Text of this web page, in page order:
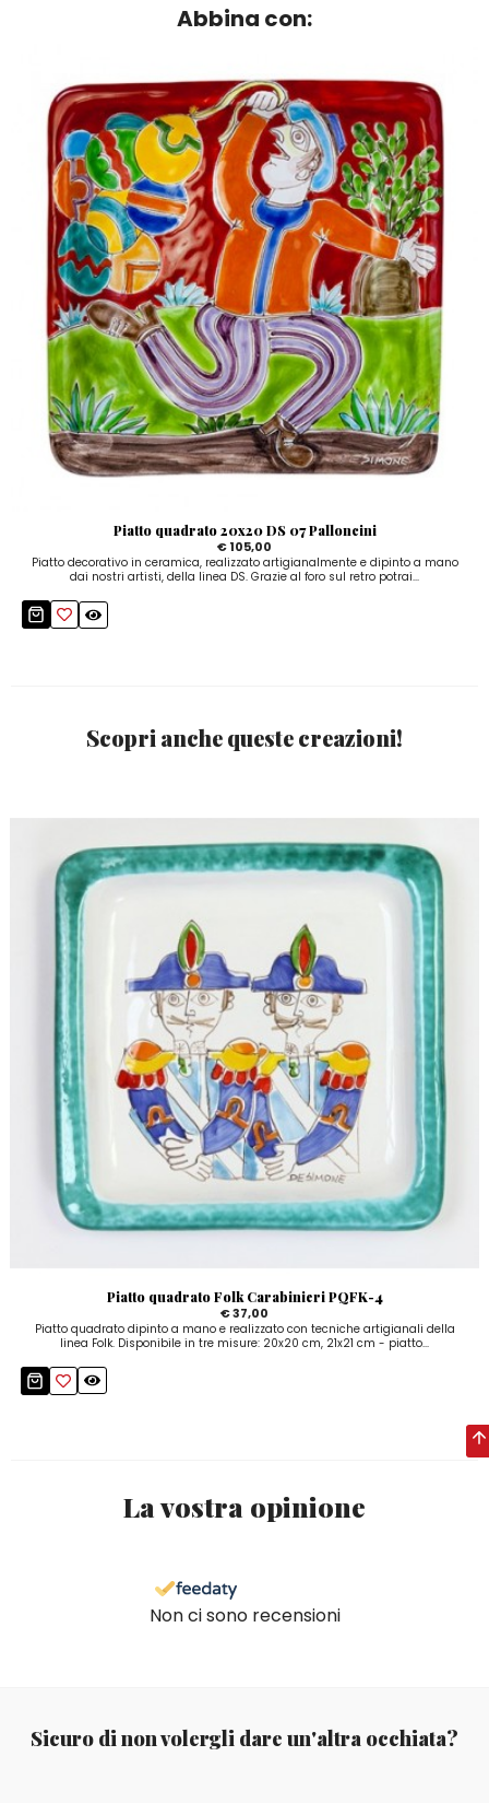
Abbina con:
Piatto quadrato 20x20 DS 07 Palloncini
€ 105,00
Piatto decorativo in ceramica, realizzato artigianalmente e dipinto a mano
dai nostri artisti, della linea DS. Grazie al foro sul retro potrai...
Scopri anche queste creazioni!
Piatto quadrato Folk Carabinieri PQFK-4
€ 37,00
Piatto quadrato dipinto a mano e realizzato con tecniche artigianali della
linea Folk. Disponibile in tre misure: 20x20 cm, 21x21 cm - piatto...
La vostra opinione
Non ci sono recensioni
Sicuro di non volergli dare un'altra occhiata?